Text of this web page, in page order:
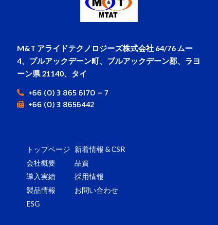
M&T アライドテクノロジーズ株式会社 64/76 ムー
4、プルアックデーン町、プルアックデーン郡、ラヨ
ーン県 21140、タイ
+66 (0) 3 865 6170 – 7
+66 (0) 3 8656442
トップページ
会社概要
導入実績
製品情報
ESG
新着情報 & CSR
品質
採用情報
お問い合わせ